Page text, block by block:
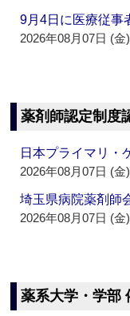
9月4日に医療従
2026年08月07日 (金)
薬剤師認定制度
日本プライマリ
2026年08月07日 (金)
埼玉県病院薬剤
2026年08月07日 (金)
薬系大学・学部